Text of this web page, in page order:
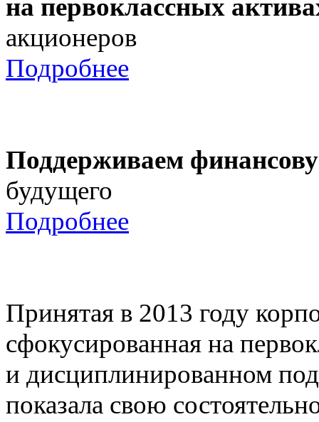
на первоклассных
акционеров
Подробнее
Поддерживаем
будущего
Подробнее
Принятая в 2013 году
сфокусированная на
и дисциплинированном
показала свою